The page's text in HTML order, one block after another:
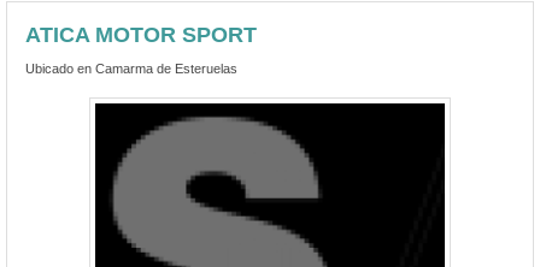
ATICA MOTOR SPORT
Ubicado en Camarma de Esteruelas